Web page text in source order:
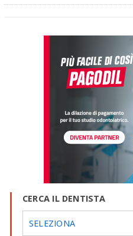
CERCA IL DENTISTA
SELEZIONA